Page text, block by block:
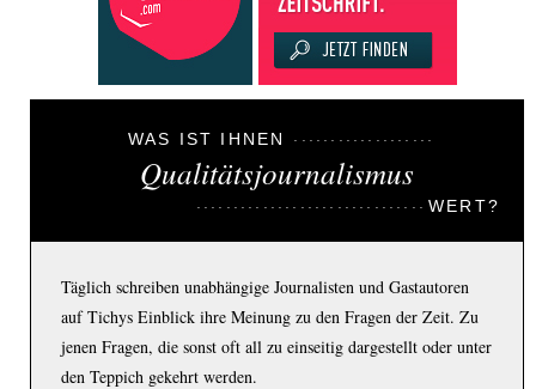
WAS IST IHNEN
Qualitätsjournalismus
WERT?
Täglich schreiben unabhängige Journalisten und Gastautoren
auf Tichys Einblick ihre Meinung zu den Fragen der Zeit. Zu
jenen Fragen, die sonst oft all zu einseitig dargestellt oder unter
den Teppich gekehrt werden.